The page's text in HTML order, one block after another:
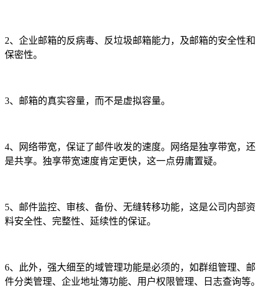
2、企业邮箱的反病毒、反垃圾邮箱能力，及邮箱的安全性和
保密性。
3、邮箱的真实容量，而不是虚拟容量。
4、网络带宽，保证了邮件收发的速度。网络是独享带宽，还
是共享。独享带宽速度肯定更快，这一点毋庸置疑。
5、邮件监控、审核、备份、无缝转移功能，这是公司内部资
料安全性、完整性、延续性的保证。
6、此外，强大细至的域管理功能是必须的，如群组管理、邮
件分类管理、企业地址簿功能、用户权限管理、日志查询等。